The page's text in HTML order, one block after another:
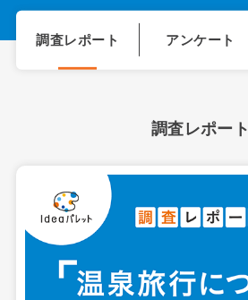
調査レポート アンケート
調査レポート